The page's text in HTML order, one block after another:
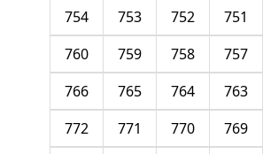
751
752
753
754
757
758
759
760
763
764
765
766
769
770
771
772